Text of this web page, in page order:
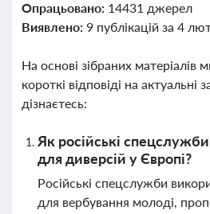
Опрацьовано: 14431 джерел
Виявлено: 9 публікацій за 4
На основі зібраних матеріалів
короткі відповіді на актуальні
дізнаєтесь:
Як російські
для диверсій у Європі?
Російські спецслужби
для вербування молоді,